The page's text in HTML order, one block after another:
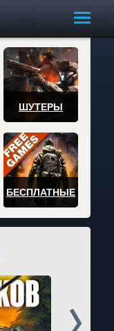
ШУТЕРЫ
БЕСПЛАТНЫЕ